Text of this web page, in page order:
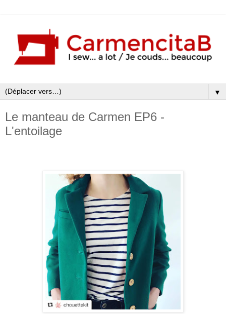
▼
Le manteau de Carmen EP6 -
L'entoilage